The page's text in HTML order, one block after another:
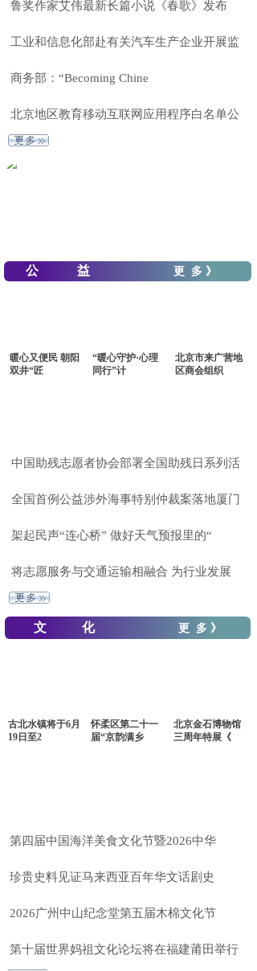
鲁奖作家艾伟最新长篇小说《春歌》发布
工业和信息化部赴有关汽车生产企业开展监
商务部：“Becoming Chine
北京地区教育移动互联网应用程序白名单公
公 益 更 多 》
暖心又便民 朝阳
双井“匠
“暖心守护·心理
同行”计
北京市来广营地
区商会组织
中国助残志愿者协会部署全国助残日系列活
全国首例公益涉外海事特别仲裁案落地厦门
架起民声“连心桥” 做好天气预报里的“
将志愿服务与交通运输相融合 为行业发展
文 化 更 多 》
古北水镇将于6月
19日至2
怀柔区第二十一
届“京韵满乡
北京金石博物馆
三周年特展《
第四届中国海洋美食文化节暨2026中华
珍贵史料见证马来西亚百年华文话剧史
2026广州中山纪念堂第五届木棉文化节
第十届世界妈祖文化论坛将在福建莆田举行